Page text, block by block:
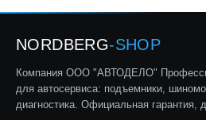
NORDBERG-SHOP
Компания ООО "АВТОДЕЛО"
для автосервиса: подъемники,
диагностика. Официальная гарантия,